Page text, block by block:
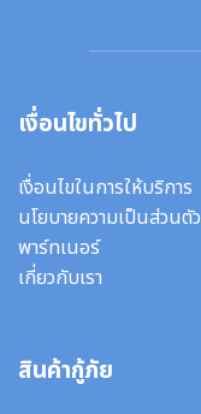
เงื่อนไขทั่วไป
เงื่อนไขในการให้บริการ
นโยบายความเป็นส่วนตัว
พาร์ทเนอร์
เกี่ยวกับเรา
สินค้ากู้ภัย